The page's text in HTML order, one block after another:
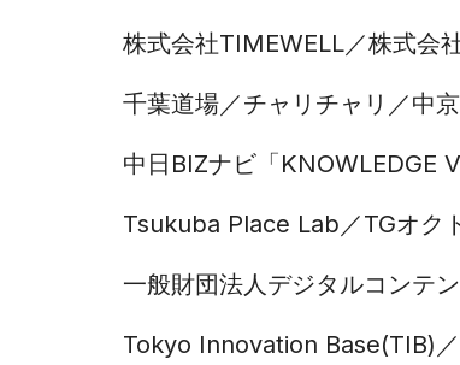
株式会社TIMEWELL 株式会
千葉道場 チャリチャリ 中
中日BIZナビ「KNOWLEDGE
Tsukuba Place Lab TGオク
一般財団法人デジタルコンテ
Tokyo Innovation Base(TIB)